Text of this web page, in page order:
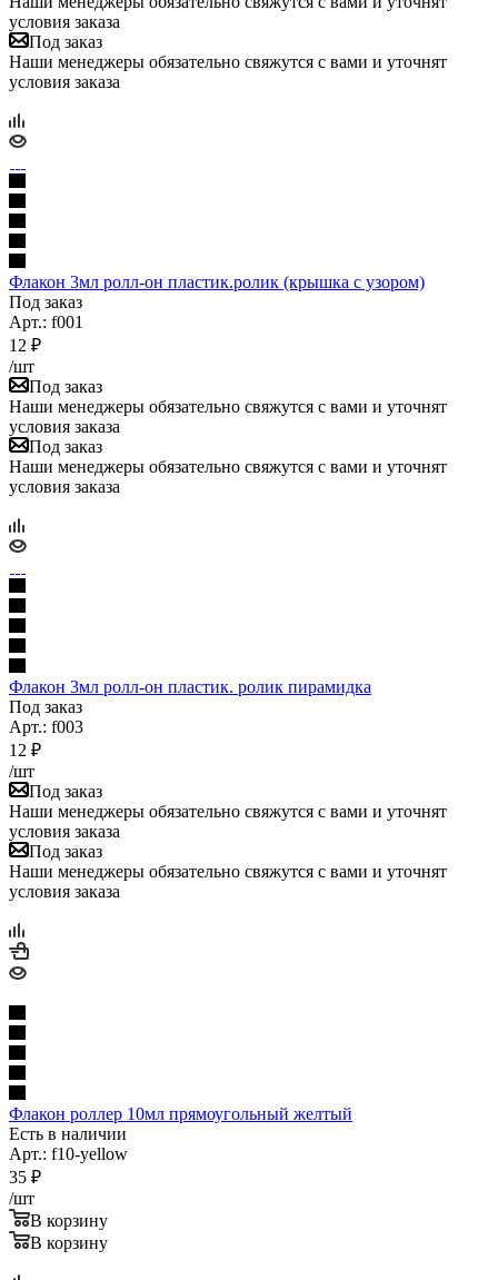
условия заказа
Под заказ
Наши менеджеры обязательно свяжутся с вами и уточнят
условия заказа
Флакон 3мл ролл-он пластик.ролик (крышка с узором)
Под заказ
Арт.: f001
12 ₽
/шт
Под заказ
Наши менеджеры обязательно свяжутся с вами и уточнят
условия заказа
Под заказ
Наши менеджеры обязательно свяжутся с вами и уточнят
условия заказа
Флакон 3мл ролл-он пластик. ролик пирамидка
Под заказ
Арт.: f003
12 ₽
/шт
Под заказ
Наши менеджеры обязательно свяжутся с вами и уточнят
условия заказа
Под заказ
Наши менеджеры обязательно свяжутся с вами и уточнят
условия заказа
Флакон роллер 10мл прямоугольный желтый
Есть в наличии
Арт.: f10-yellow
35 ₽
/шт
В корзину
В корзину